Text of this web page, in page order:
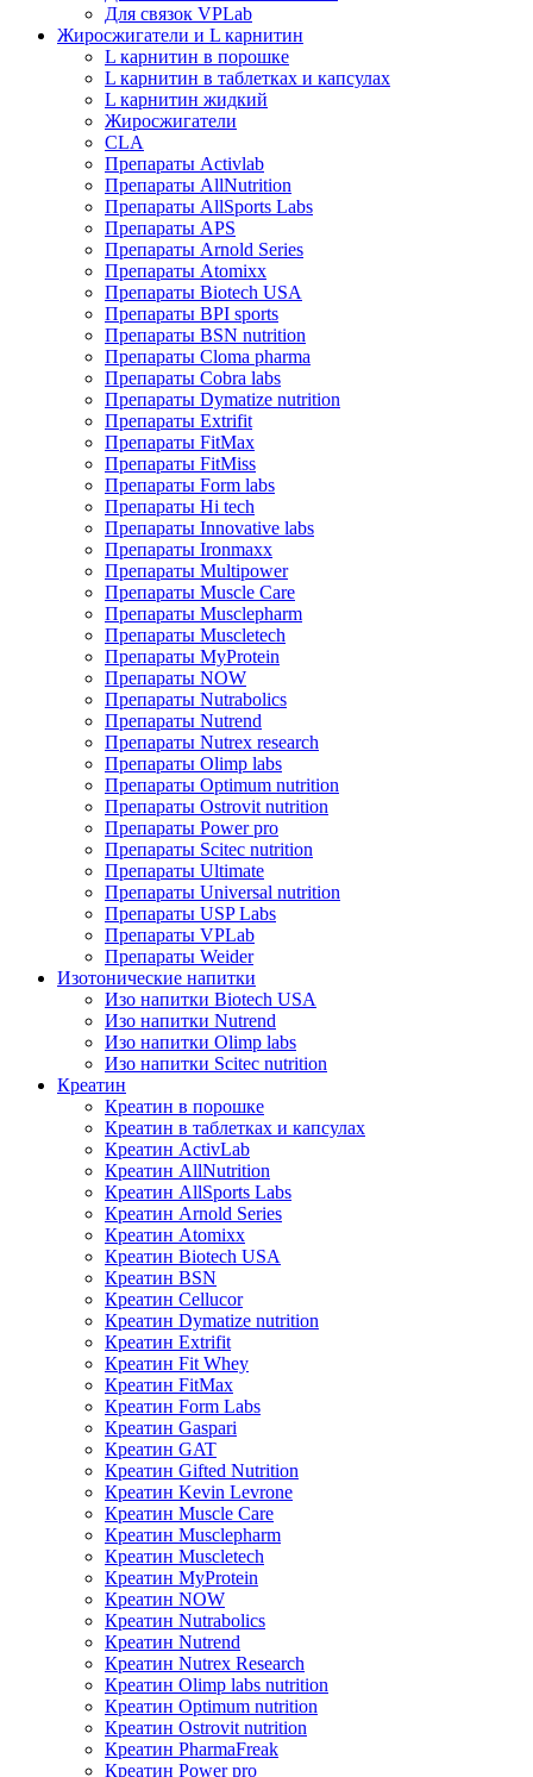
Для связок VPLab
Жиросжигатели и L карнитин
L карнитин в порошке
L карнитин в таблетках и капсулах
L карнитин жидкий
Жиросжигатели
CLA
Препараты Activlab
Препараты AllNutrition
Препараты AllSports Labs
Препараты APS
Препараты Arnold Series
Препараты Atomixx
Препараты Biotech USA
Препараты BPI sports
Препараты BSN nutrition
Препараты Cloma pharma
Препараты Cobra labs
Препараты Dymatize nutrition
Препараты Extrifit
Препараты FitMax
Препараты FitMiss
Препараты Form labs
Препараты Hi tech
Препараты Innovative labs
Препараты Ironmaxx
Препараты Multipower
Препараты Muscle Care
Препараты Musclepharm
Препараты Muscletech
Препараты MyProtein
Препараты NOW
Препараты Nutrabolics
Препараты Nutrend
Препараты Nutrex research
Препараты Olimp labs
Препараты Optimum nutrition
Препараты Ostrovit nutrition
Препараты Power pro
Препараты Scitec nutrition
Препараты Ultimate
Препараты Universal nutrition
Препараты USP Labs
Препараты VPLab
Препараты Weider
Изотонические напитки
Изо напитки Biotech USA
Изо напитки Nutrend
Изо напитки Olimp labs
Изо напитки Scitec nutrition
Креатин
Креатин в порошке
Креатин в таблетках и капсулах
Креатин ActivLab
Креатин AllNutrition
Креатин AllSports Labs
Креатин Arnold Series
Креатин Atomixx
Креатин Biotech USA
Креатин BSN
Креатин Cellucor
Креатин Dymatize nutrition
Креатин Extrifit
Креатин Fit Whey
Креатин FitMax
Креатин Form Labs
Креатин Gaspari
Креатин GAT
Креатин Gifted Nutrition
Креатин Kevin Levrone
Креатин Muscle Care
Креатин Musclepharm
Креатин Muscletech
Креатин MyProtein
Креатин NOW
Креатин Nutrabolics
Креатин Nutrend
Креатин Nutrex Research
Креатин Olimp labs nutrition
Креатин Optimum nutrition
Креатин Ostrovit nutrition
Креатин PharmaFreak
Креатин Power pro